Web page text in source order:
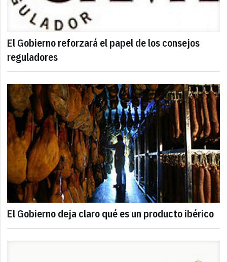
El Gobierno reforzará el papel de los consejos
reguladores
El Gobierno deja claro qué es un producto ibérico